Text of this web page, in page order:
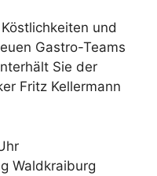
und
Gastro-Teams
Sie der
Fritz Kellermann
Waldkraiburg